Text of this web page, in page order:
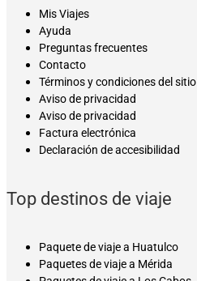
Mis Viajes
Ayuda
Preguntas frecuentes
Contacto
Términos y condiciones del sitio
Aviso de privacidad
Aviso de privacidad
Factura electrónica
Declaración de accesibilidad
Top destinos de viaje
Paquete de viaje a Huatulco
Paquetes de viaje a Mérida